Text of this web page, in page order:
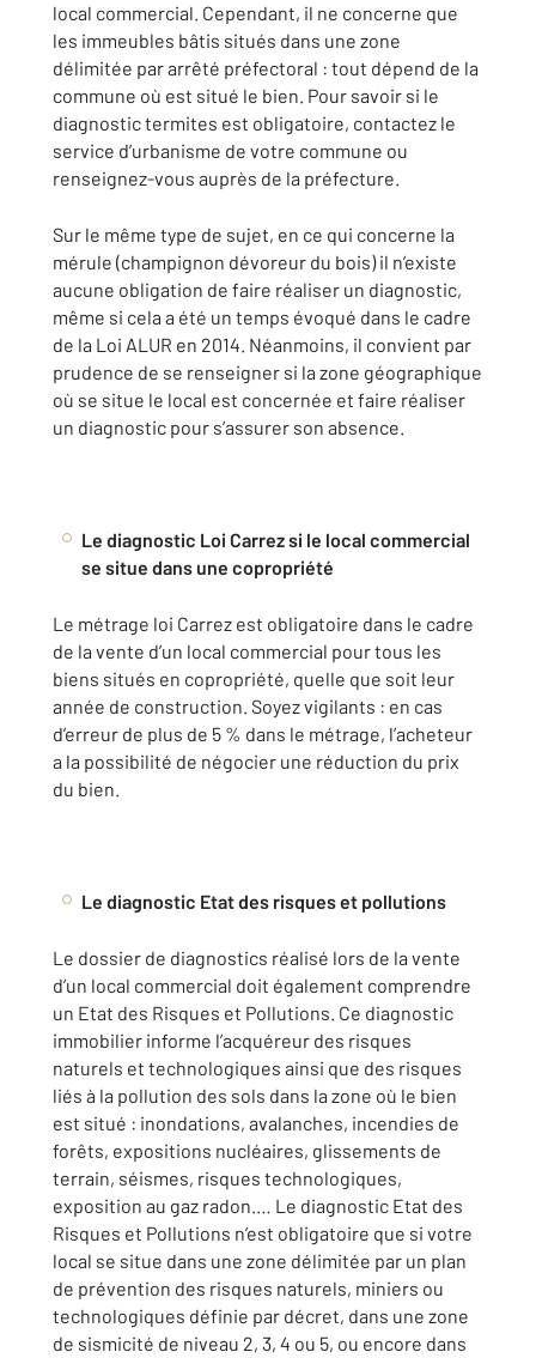
local commercial. Cependant, il ne concerne que
les immeubles bâtis situés dans une zone
délimitée par arrêté préfectoral : tout dépend de la
commune où est situé le bien. Pour savoir si le
diagnostic termites est obligatoire, contactez le
service d’urbanisme de votre commune ou
renseignez-vous auprès de la préfecture.
Sur le même type de sujet, en ce qui concerne la
mérule (champignon dévoreur du bois) il n’existe
aucune obligation de faire réaliser un diagnostic,
même si cela a été un temps évoqué dans le cadre
de la Loi ALUR en 2014. Néanmoins, il convient par
prudence de se renseigner si la zone géographique
où se situe le local est concernée et faire réaliser
un diagnostic pour s’assurer son absence.
Le diagnostic Loi Carrez si le local commercial
se situe dans une copropriété
Le métrage loi Carrez est obligatoire dans le cadre
de la vente d’un local commercial pour tous les
biens situés en copropriété, quelle que soit leur
année de construction. Soyez vigilants : en cas
d’erreur de plus de 5 % dans le métrage, l’acheteur
a la possibilité de négocier une réduction du prix
du bien.
Le diagnostic Etat des risques et pollutions
Le dossier de diagnostics réalisé lors de la vente
d’un local commercial doit également comprendre
un Etat des Risques et Pollutions. Ce diagnostic
immobilier informe l’acquéreur des risques
naturels et technologiques ainsi que des risques
liés à la pollution des sols dans la zone où le bien
est situé : inondations, avalanches, incendies de
forêts, expositions nucléaires, glissements de
terrain, séismes, risques technologiques,
exposition au gaz radon.… Le diagnostic Etat des
Risques et Pollutions n’est obligatoire que si votre
local se situe dans une zone délimitée par un plan
de prévention des risques naturels, miniers ou
technologiques définie par décret, dans une zone
de sismicité de niveau 2, 3, 4 ou 5, ou encore dans